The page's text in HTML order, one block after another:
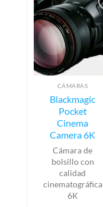
CÁMARAS
Blackmagic
Pocket
Cinema
Camera 6K
Cámara de
bolsillo con
calidad
cinematográfica
6K